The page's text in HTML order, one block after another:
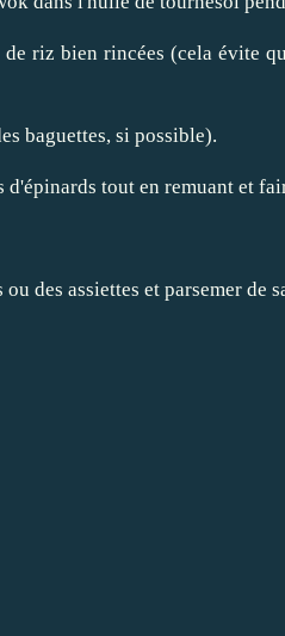
riz bien rincées (cela évite
baguettes, si possible).
d'épinards tout en remuant et
ou des assiettes et parsemer de